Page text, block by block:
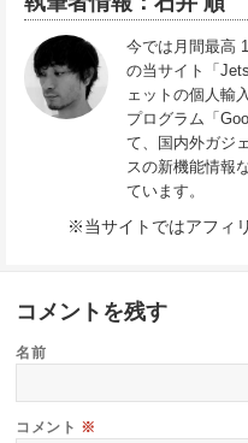
今では月間最高
の当サイト「
ェットの個人輸
プログラム「
て、国内外ガジ
スの新機能情報
ています。
※当サイトではアフィ
コメントを残す
名前
コメント ※